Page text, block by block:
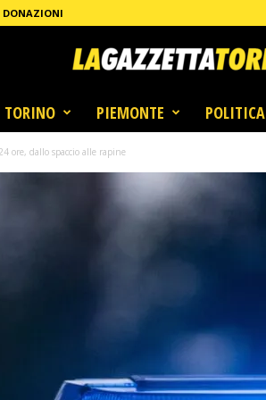
DONAZIONI
TORINO PIEMONTE POLITICA
ore, dallo spaccio alle rapine